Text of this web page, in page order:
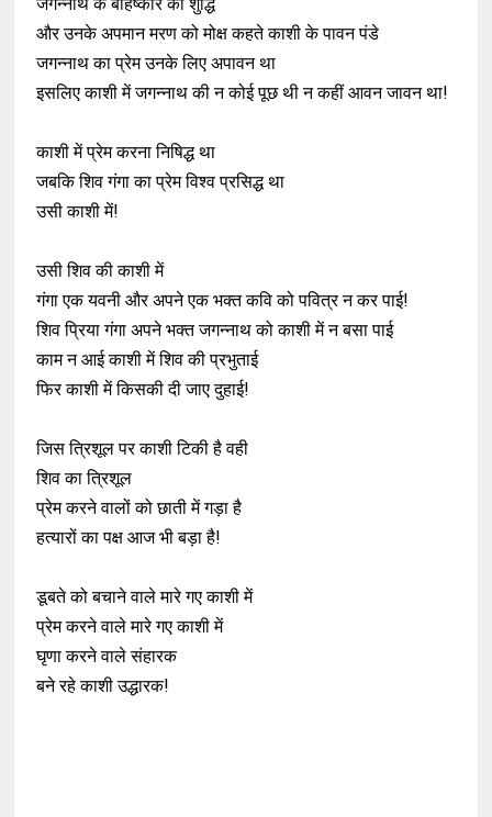
और उनके अपमान मरण को मोक्ष कहते काशी के पावन पंडे
जगन्नाथ का प्रेम उनके लिए अपावन था
इसलिए काशी में जगन्नाथ की न कोई पूछ थी न कहीं आवन जावन था!
काशी में प्रेम करना निषिद्ध था
जबकि शिव गंगा का प्रेम विश्व प्रसिद्ध था
उसी काशी में!
उसी शिव की काशी में
गंगा एक यवनी और अपने एक भक्त कवि को पवित्र न कर पाई!
शिव प्रिया गंगा अपने भक्त जगन्नाथ को काशी में न बसा पाई
काम न आई काशी में शिव की प्रभुताई
फिर काशी में किसकी दी जाए दुहाई!
जिस त्रिशूल पर काशी टिकी है वही
शिव का त्रिशूल
प्रेम करने वालों को छाती में गड़ा है
हत्यारों का पक्ष आज भी बड़ा है!
डूबते को बचाने वाले मारे गए काशी में
प्रेम करने वाले मारे गए काशी में
घृणा करने वाले संहारक
बने रहे काशी उद्धारक!